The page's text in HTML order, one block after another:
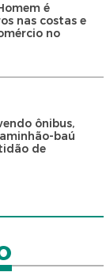
é
nas costas e
no
ônibus,
baú
de